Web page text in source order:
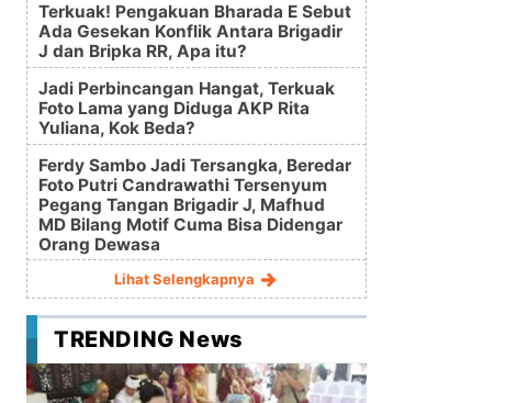
Terkuak! Pengakuan Bharada E Sebut
Ada Gesekan Konflik Antara Brigadir
J dan Bripka RR, Apa itu?
Jadi Perbincangan Hangat, Terkuak
Foto Lama yang Diduga AKP Rita
Yuliana, Kok Beda?
Ferdy Sambo Jadi Tersangka, Beredar
Foto Putri Candrawathi Tersenyum
Pegang Tangan Brigadir J, Mafhud
MD Bilang Motif Cuma Bisa Didengar
Orang Dewasa
Lihat Selengkapnya
TRENDING News